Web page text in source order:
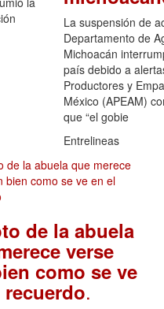
La suspensión de
Departamento de
Michoacán
país debido a
Productores y
México (APEAM)
que “el gobie
Entrelineas
de la abuela
verse
como se ve
recuerdo.